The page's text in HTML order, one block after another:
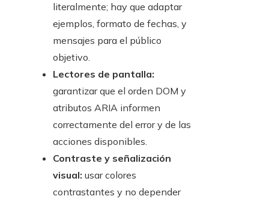
literalmente; hay que adaptar
ejemplos, formato de fechas, y
mensajes para el público
objetivo.
Lectores de pantalla:
garantizar que el orden DOM y
atributos ARIA informen
correctamente del error y de las
acciones disponibles.
Contraste y señalización
visual: usar colores
contrastantes y no depender